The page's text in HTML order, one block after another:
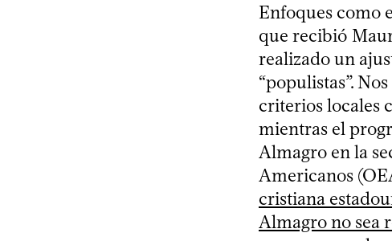
Enfoques como
que recibió
realizado un
“populistas”.
criterios locales
mientras el
Almagro en la
Americanos
cristiana
Almagro no sea